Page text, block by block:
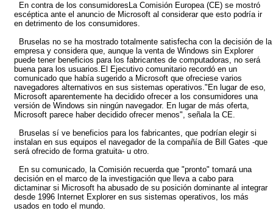
En contra de los consumidoresLa Comisión Europea (CE) se mostró
escéptica ante el anuncio de Microsoft al considerar que esto podría ir
en detrimento de los consumidores.
Bruselas no se ha mostrado totalmente satisfecha con la decisión de la
empresa y considera que, aunque la venta de Windows sin Explorer
puede tener beneficios para los fabricantes de computadoras, no será
buena para los usuarios.El Ejecutivo comunitario recordó en un
comunicado que había sugerido a Microsoft que ofreciese varios
navegadores alternativos en sus sistemas operativos."En lugar de eso,
Microsoft aparentemente ha decidido ofrecer a los consumidores una
versión de Windows sin ningún navegador. En lugar de más oferta,
Microsoft parece haber decidido ofrecer menos", señala la CE.
Bruselas sí ve beneficios para los fabricantes, que podrían elegir si
instalan en sus equipos el navegador de la compañía de Bill Gates -que
será ofrecido de forma gratuita- u otro.
En su comunicado, la Comisión recuerda que "pronto" tomará una
decisión en el marco de la investigación que lleva a cabo para
dictaminar si Microsoft ha abusado de su posición dominante al integrar
desde 1996 Internet Explorer en sus sistemas operativos, los más
usados en todo el mundo.